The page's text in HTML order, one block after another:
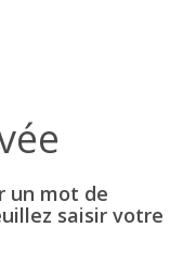
un mot de
saisir votre